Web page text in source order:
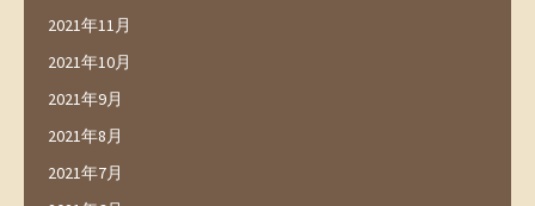
2021年11月
2021年10月
2021年9月
2021年8月
2021年7月